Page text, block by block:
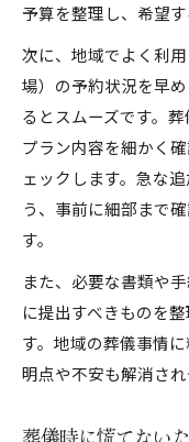
予算を整理し、希望
次に、地域でよく利
場）の予約状況を早
るとスムーズです。
プラン内容を細かく
ェックします。急な
う、事前に細部まで
す。
また、必要な書類や
に提出すべきものを
す。地域の葬儀事情
明点や不安も解消され
葬儀時に慌てない